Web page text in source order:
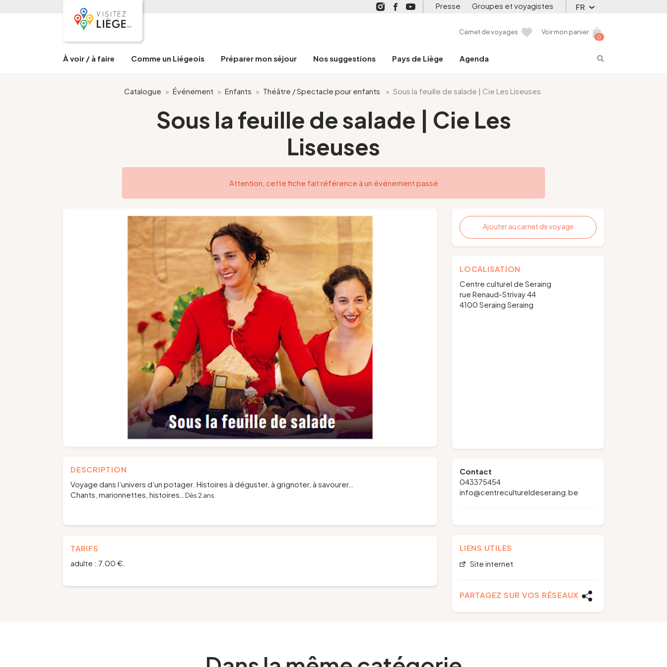
Presse Groupes et voyagistes FR
Carnet de voyages
0
Voir mon panier
À voir / à faire Comme un Liégeois Préparer mon séjour Nos suggestions Pays de Liège Agenda
Catalogue > Événement > Enfants > Théâtre / Spectacle pour enfants > Sous la feuille de salade | Cie Les Liseuses
Sous la feuille de salade | Cie Les
Liseuses
Attention, cette fiche fait référence à un événement passé
DESCRIPTION
Voyage dans l’univers d’un potager. Histoires à déguster, à grignoter, à savourer…
Chants, marionnettes, histoires… Dès 2 ans.
TARIFS
adulte : 7.00 €.
Ajouter au carnet de voyage
LOCALISATION
Centre culturel de Seraing
rue Renaud-Strivay 44
4100 Seraing Seraing
Contact
043375454
info@centrecultureldeseraing.be
LIENS UTILES
Site internet
PARTAGEZ SUR VOS RÉSEAUX